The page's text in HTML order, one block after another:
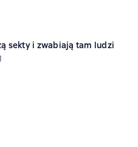
sekty i zwabiają tam ludzi
рейтинг 0 на основе 0 оценок